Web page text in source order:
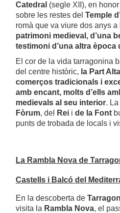
Catedral (segle XII), en honor
sobre les restes del Temple
romà que va viure dos anys a
patrimoni medieval, d’una
testimoni d’una altra època
El cor de la vida tarragonina
del centre històric, la Part
comerços tradicionals i
amb encant, molts d’ells
medievals al seu interior.
Fòrum, del Rei i de la Font
punts de trobada de locals i
La Rambla Nova de
Castells i Balcó del
En la descoberta de
visita la Rambla Nova, el